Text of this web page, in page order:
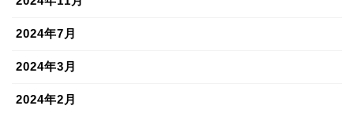
2024年7月
2024年3月
2024年2月